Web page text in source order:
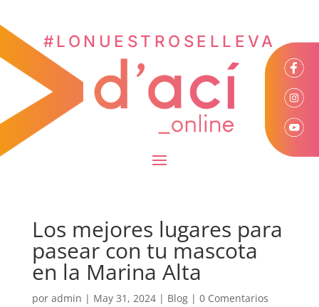
#LONUESTROSELLEVA
Los mejores lugares para
pasear con tu mascota
en la Marina Alta
por admin | May 31, 2024| Blog| 0 Comentarios